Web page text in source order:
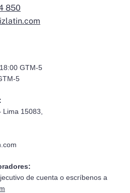
850
GTM-5
5
Lima 15083,
de cuenta o escríbenos a